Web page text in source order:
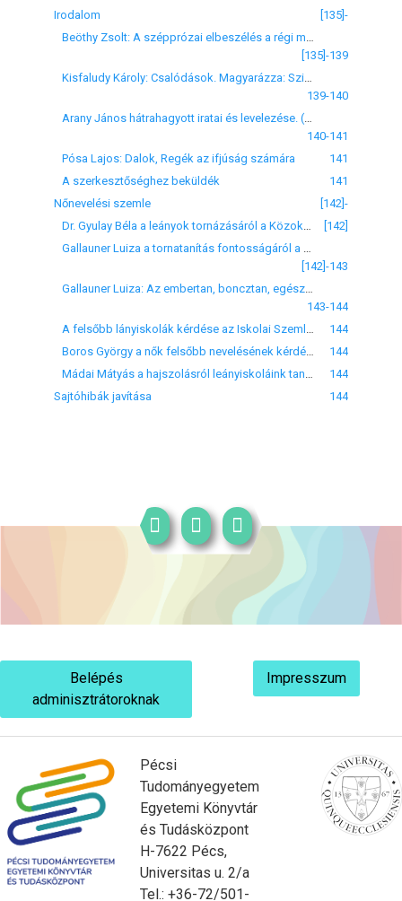
Irodalom
[135]-
[135]-139
139-140
140-141
Pósa Lajos: Dalok, Regék az ifjúság számára
141
A szerkesztőséghez beküldék
141
Nőnevelési szemle
[142]-
[142]
[142]-143
143-144
144
144
144
Sajtóhibák javítása
144
Belépés
adminisztrátoroknak
Impresszum
Pécsi
Tudományegyetem
Egyetemi Könyvtár
és Tudásközpont
H-7622 Pécs,
Universitas u. 2/a
Tel.: +36-72/501-